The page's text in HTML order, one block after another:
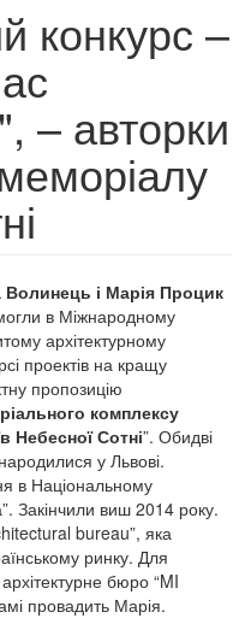
конкурс –
– авторки
Волинець і Марія Процик
в Міжнародному
архітектурному
проектів на кращу
пропозицію
ого комплексу
Небесної Сотні”. Обидві
у Львові.
в Національному
Закінчили виш 2014 року.
bureau”, яка
ринку. Для
бюро “MI
провадить Марія.